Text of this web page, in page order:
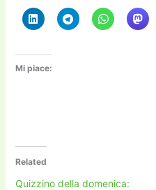
Mi piace:
Related
Quizzino della domenica: